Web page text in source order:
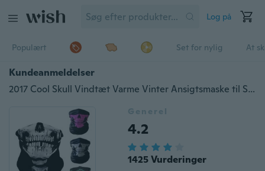
Log på
Populært Set for nylig At
Kundeanmeldelser
2017 Cool Skull Vindtæt Varme Vinter Ansigtsmaske til Ski Snowboard Motorcykel Cykelfiskeri
Generel
4.2
1425 Vurderinger